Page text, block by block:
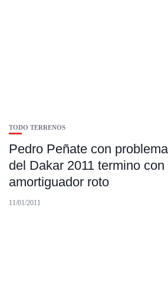
TODO TERRENOS
Pedro Peñate con
del Dakar 2011 termino con
amortiguador roto
11/01/2011